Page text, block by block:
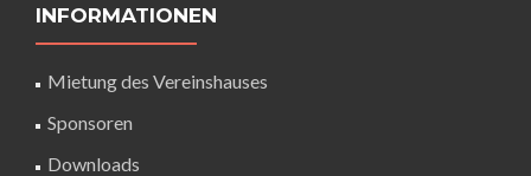
INFORMATIONEN
Mietung des Vereinshauses
Sponsoren
Downloads